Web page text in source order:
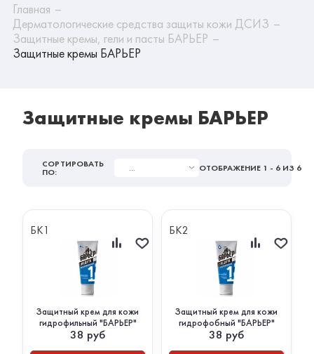
Главная
Дерматологические средства защиты кожи ДСИЗ
Защитные кремы, гели и пасты БАРЬЕР
Защитные кремы БАРЬЕР
Защитные кремы БАРЬЕР
СОРТИРОВАТЬ
ПО: ... ОТОБРАЖЕНИЕ 1 - 6 ИЗ 6
БК1
Защитный крем для кожи
гидрофильный "БАРЬЕР"
38 руб
БК2
Защитный крем для кожи
гидрофобный "БАРЬЕР"
38 руб